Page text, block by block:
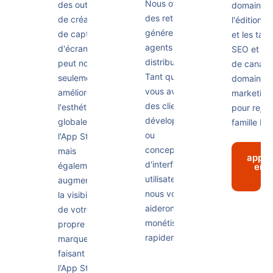
des outils
de création
de captures
d'écran
peut non
seulement
améliorer
l'esthétique
globale de
l'App Store,
mais
également
augmenter
la visibilité
de votre
propre
marque,
faisant de
l'App Store
Nous offrons
des retours
généreux aux
agents et aux
distributeurs.
Tant que
vous avez
des clients
développeurs
ou
concepteurs
d'interface
utilisateur,
nous vous
aiderons à
monétiser
rapidement.
domaine
l'édition
et les
SEO et
de canal
domaine
marketing
pour
famille